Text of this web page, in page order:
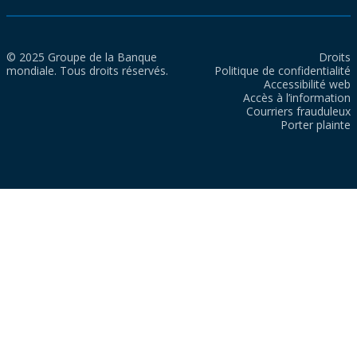
© 2025 Groupe de la Banque
mondiale. Tous droits réservés.
Droits
Politique de confidentialité
Accessibilité web
Accès à l’information
Courriers frauduleux
Porter plainte